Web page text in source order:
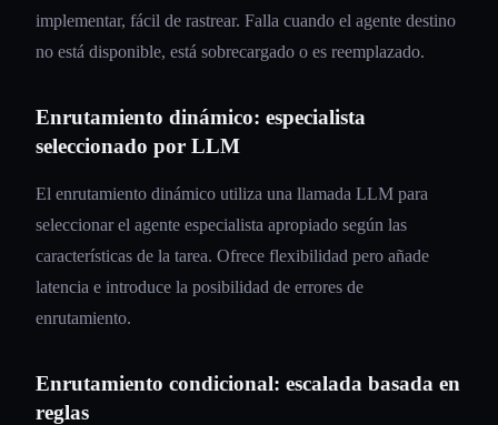
implementar, fácil de rastrear. Falla cuando el agente destino
no está disponible, está sobrecargado o es reemplazado.
Enrutamiento dinámico: especialista
seleccionado por LLM
El enrutamiento dinámico utiliza una llamada LLM para
seleccionar el agente especialista apropiado según las
características de la tarea. Ofrece flexibilidad pero añade
latencia e introduce la posibilidad de errores de
enrutamiento.
Enrutamiento condicional: escalada basada en
reglas